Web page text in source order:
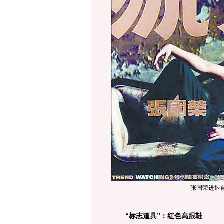
张国荣进退
“标志道具”：红色高跟鞋